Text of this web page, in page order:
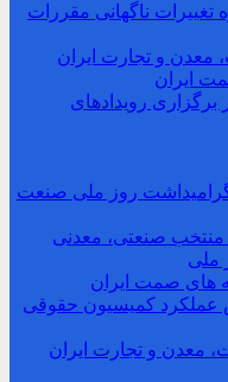
تغییرات ناگهانی مقررات
معدن و تجارت ایران
ایران
رویدادهای
روز ملی صنعت
منتخب صنعتی، معدنی
ملی
های صمت ایران
عملکرد کمیسیون حقوقی
معدن و تجارت ایران